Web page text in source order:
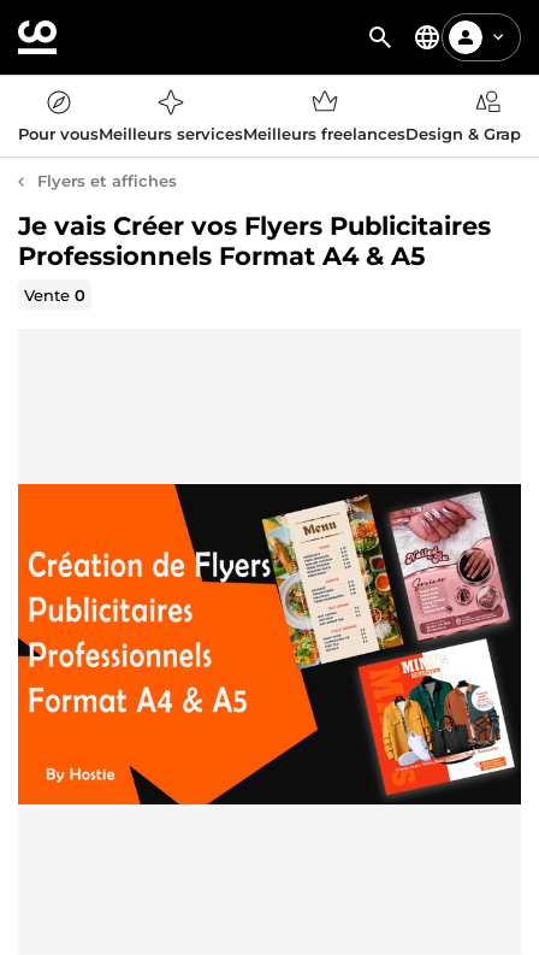
Pour vousMeilleurs servicesMeilleurs freelancesDesign &
Flyers et affiches
Je vais Créer vos Flyers Publicitaires
Professionnels Format A4 & A5
Vente0